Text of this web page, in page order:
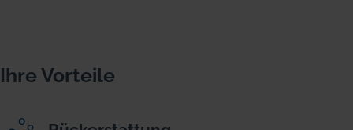
Ihre Vorteile